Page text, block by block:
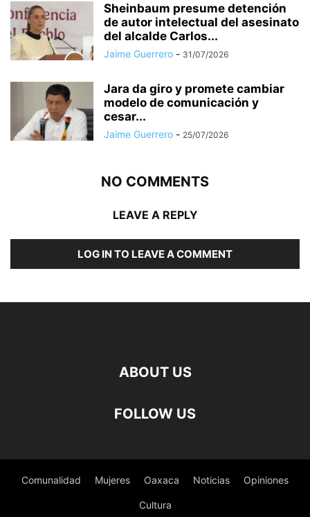
Sheinbaum presume detención
de autor intelectual del asesinato
del alcalde Carlos...
Jaime Guerrero - 31/07/2026
Jara da giro y promete cambiar
modelo de comunicación y
cesar...
Jaime Guerrero - 25/07/2026
NO COMMENTS
LEAVE A REPLY
LOG IN TO LEAVE A COMMENT
ABOUT US
FOLLOW US
Comunalidad Mujeres Oaxaca Noticias Opiniones
Cultura